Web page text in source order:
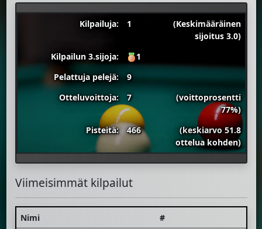
Kilpailuja: 1
(Keskimääräinen
sijoitus 3.0)
Kilpailun 3.sijoja:
1
Pelattuja pelejä:
9
Otteluvoittoja:
7
(voittoprosentti
77%)
Pisteitä:
466
(keskiarvo 51.8
ottelua kohden)
Viimeisimmät kilpailut
Nimi #